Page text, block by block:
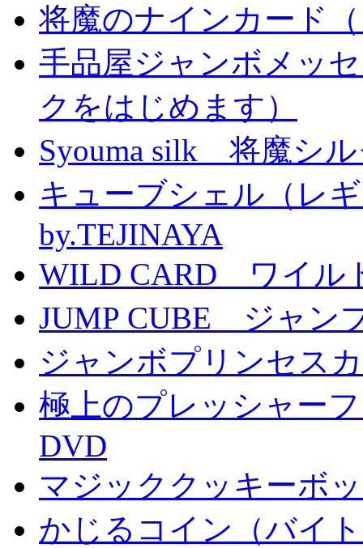
将魔のナインカード
手品屋ジャンボメッ
クをはじめます）
Syouma silk 将魔シ
キューブシェル（レ
by.TEJINAYA
WILD CARD ワイル
JUMP CUBE ジャン
ジャンボプリンセス
極上のプレッシャー
DVD
マジッククッキーボ
かじるコイン（バイ